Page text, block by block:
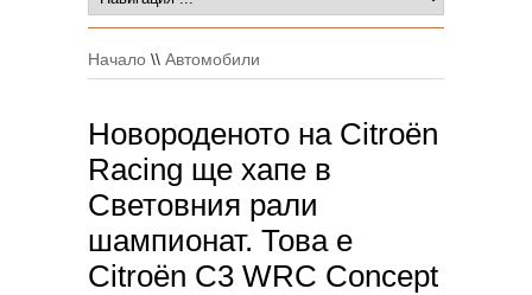
Начало \\ Автомобили
Новороденото на Citroën
Racing ще хапе в
Световния рали
шампионат. Това е
Citroën C3 WRC Concept